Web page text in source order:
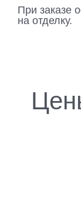
При заказе
на отделку.